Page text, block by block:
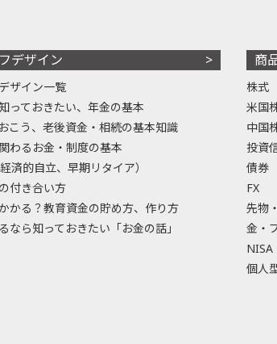
デザイン
ザイン一覧
っておきたい、年金の基本
こう、老後資金・相続の基本知識
わるお金・制度の基本
済的自立、早期リタイア）
付き合い方
かる？教育資金の貯め方、作り方
なら知っておきたい「お金の話」
商
株式
米国
中国
投資
債券
FX
先物
金・
NISA
個人